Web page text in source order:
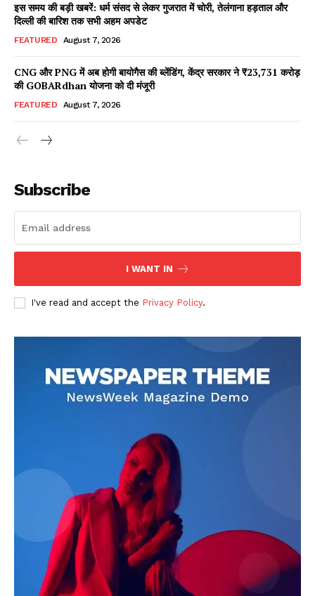
Facebook
X WhatsApp
Share
Read Latest News on AIN
NEWS 1 App
AIN NEWS 1
Contact Us
Privacy Policy
Terms of Use Agreement
Facebook
X WhatsApp
Share
इस समय की बड़ी खबरें: धर्म संसद से लेकर गुजरात में चोरी, तेलंगाना हड़ताल और
दिल्ली की बारिश तक सभी अहम अपडेट
FEATURED August 7, 2026
CNG और PNG में अब होगी बायोगैस की ब्लेंडिंग, केंद्र सरकार ने ₹23,731 करोड़
की GOBARdhan योजना को दी मंजूरी
FEATURED August 7, 2026
Subscribe
I WANT IN
I've read and accept the Privacy Policy.